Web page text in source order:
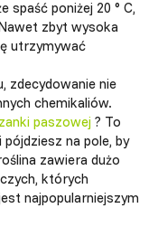
spaść poniżej 20 ° C,
zbyt wysoka
utrzymywać
zdecydowanie nie
chemikaliów.
paszowej ? To
na pole, by
zawiera dużo
których
najpopularniejszym